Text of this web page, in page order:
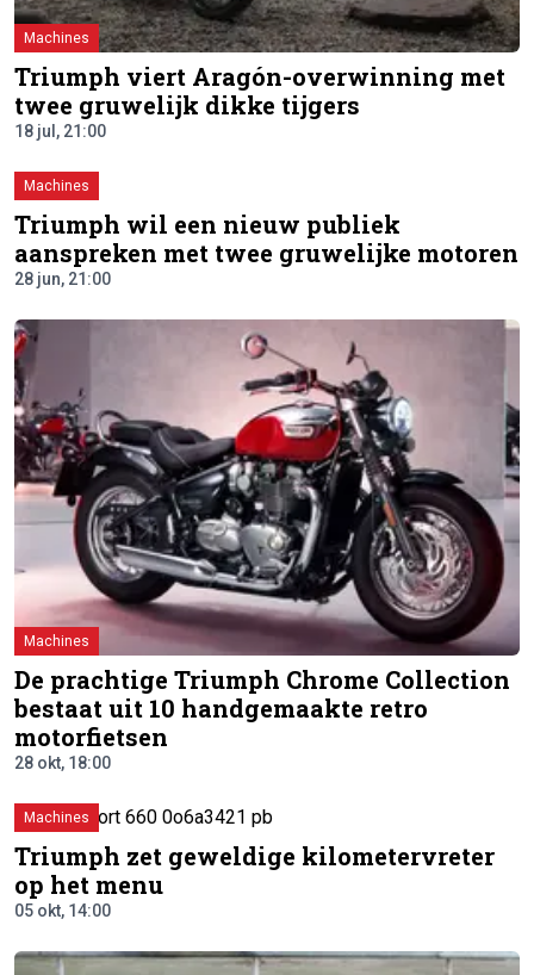
Machines
Triumph viert Aragón-overwinning met
twee gruwelijk dikke tijgers
18 jul, 21:00
Machines
Triumph wil een nieuw publiek
aanspreken met twee gruwelijke motoren
28 jun, 21:00
Machines
De prachtige Triumph Chrome Collection
bestaat uit 10 handgemaakte retro
motorfietsen
28 okt, 18:00
Machines
Triumph zet geweldige kilometervreter
op het menu
05 okt, 14:00